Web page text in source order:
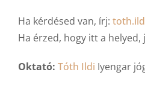
Ha kérdésed van, írj:
Ha érzed, hogy itt a helyed,
Oktató: Tóth Ildi Iyengar